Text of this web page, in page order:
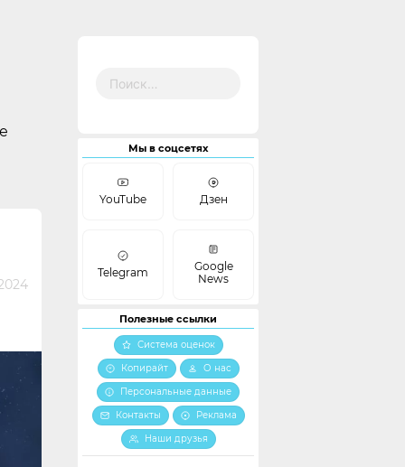
Мы в соцсетях
YouTube Дзен
Telegram
Google
News
Полезные ссылки
Система оценок
Копирайт
О нас
Персональные данные
Контакты
Реклама
Наши друзья